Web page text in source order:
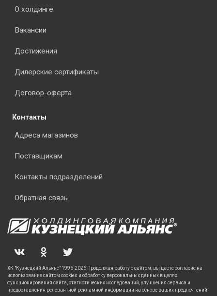
О холдинге
Вакансии
Достижения
Дилерские сертификаты
Договор-оферта
Контакты
Адреса магазинов
Поставщикам
Контакты подразделений
Обратная связь
ХК "Кузнецкий Альянс" 1996-2026 Продолжая работу с сайтом, вы даете согласие на
использование сайтом cookies и обработку персональных данных в целях
функционирования сайта, статистических исследований, улучшения сервиса и
предоставления релевантной рекламной информации на основе ваших предпочтений